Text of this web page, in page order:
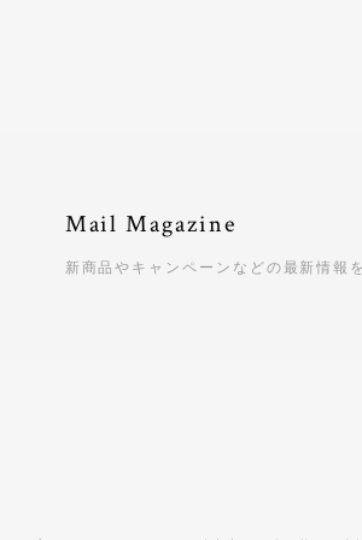
Mail Magazine
新商品やキャンペーンなどの最新情報